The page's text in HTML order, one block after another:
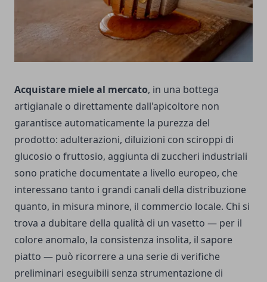
Acquistare miele al mercato, in una bottega
artigianale o direttamente dall'apicoltore non
garantisce automaticamente la purezza del
prodotto: adulterazioni, diluizioni con sciroppi di
glucosio o fruttosio, aggiunta di zuccheri industriali
sono pratiche documentate a livello europeo, che
interessano tanto i grandi canali della distribuzione
quanto, in misura minore, il commercio locale. Chi si
trova a dubitare della qualità di un vasetto — per il
colore anomalo, la consistenza insolita, il sapore
piatto — può ricorrere a una serie di verifiche
preliminari eseguibili senza strumentazione di